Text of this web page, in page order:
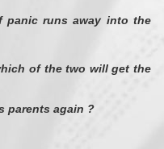
panic runs away into the
of the two will get the
parents again ?